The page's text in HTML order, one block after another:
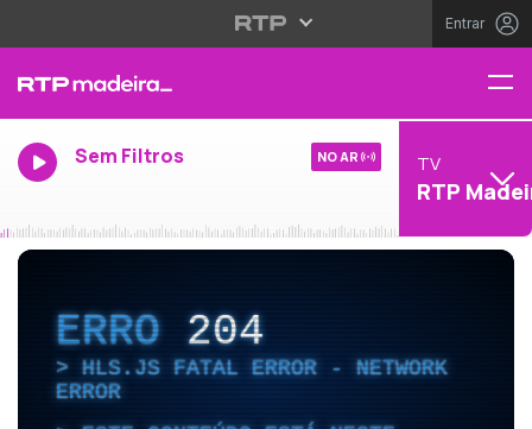
Entrar
Sem Filtros NO AR TV
RTP
ERRO204
HLS.JS FATAL ERROR - NETWORK
ERROR